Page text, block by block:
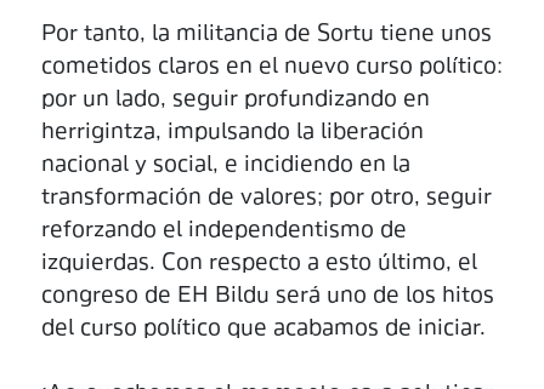
Por tanto, la militancia de Sortu tiene unos
cometidos claros en el nuevo curso político:
por un lado, seguir profundizando en
herrigintza, impulsando la liberación
nacional y social, e incidiendo en la
transformación de valores; por otro, seguir
reforzando el independentismo de
izquierdas. Con respecto a esto último, el
congreso de EH Bildu será uno de los hitos
del curso político que acabamos de iniciar.